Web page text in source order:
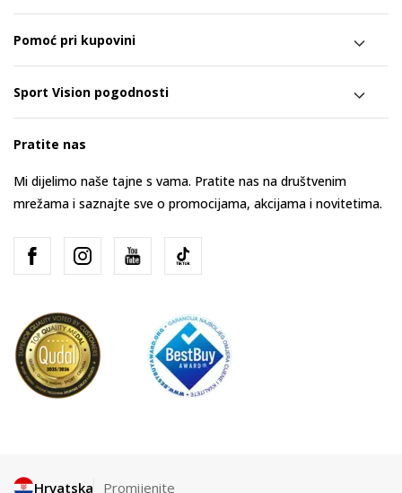
Pomoć pri kupovini
Sport Vision pogodnosti
Pratite nas
Mi dijelimo naše tajne s vama. Pratite nas na društvenim
mrežama i saznajte sve o promocijama, akcijama i novitetima.
Hrvatska Promijenite